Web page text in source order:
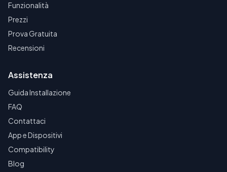
Funzionalità
Prezzi
Prova Gratuita
Recensioni
Assistenza
Guida Installazione
FAQ
Contattaci
App e Dispositivi
Compatibility
Blog